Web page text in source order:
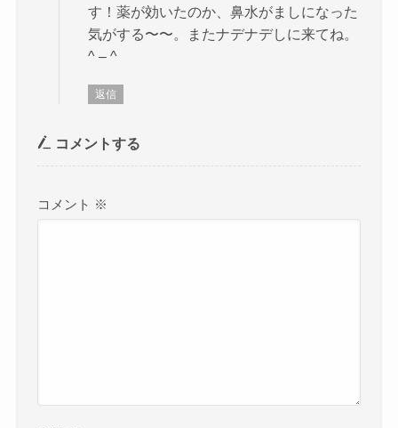
す！薬が効いたのか、鼻水がましになった
気がする〜〜。またナデナデしに来てね。
^ – ^
返信
コメントする
コメント ※